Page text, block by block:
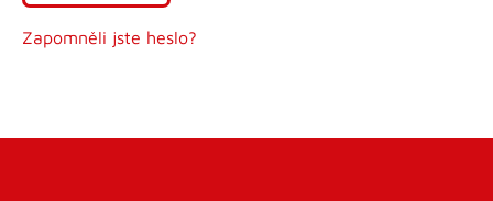
Zapomněli jste heslo?
Uživatelské jméno